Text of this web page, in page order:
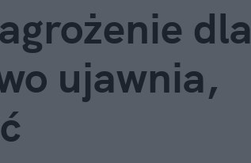
dla
ujawnia,